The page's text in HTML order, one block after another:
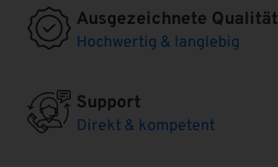
Ausgezeichnete Qualität
Hochwertig & langlebig
Support
Direkt & kompetent